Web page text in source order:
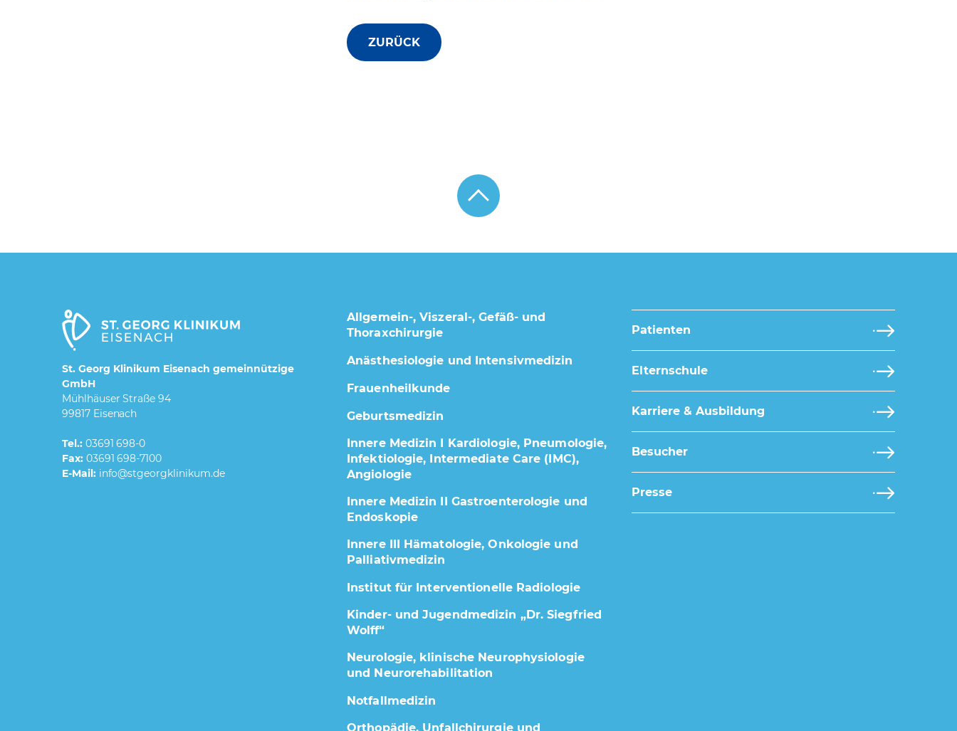
ZURÜCK
St. Georg Klinikum Eisenach gemeinnützige
GmbH
Mühlhäuser Straße 94
99817 Eisenach
Tel.:03691 698-0
Fax:03691 698-7100
E-Mail:
Allgemein-, Viszeral-, Gefäß- und
Thoraxchirurgie
Anästhesiologie und Intensivmedizin
Frauenheilkunde
Geburtsmedizin
Innere Medizin I Kardiologie, Pneumologie,
Infektiologie, Intermediate Care (IMC),
Angiologie
Innere Medizin II Gastroenterologie und
Endoskopie
Innere III Hämatologie, Onkologie und
Palliativmedizin
Institut für Interventionelle Radiologie
Kinder- und Jugendmedizin „Dr. Siegfried
Wolff“
Neurologie, klinische Neurophysiologie
und Neurorehabilitation
Notfallmedizin
Orthopädie, Unfallchirurgie und
Patienten
Elternschule
Karriere & Ausbildung
Besucher
Presse